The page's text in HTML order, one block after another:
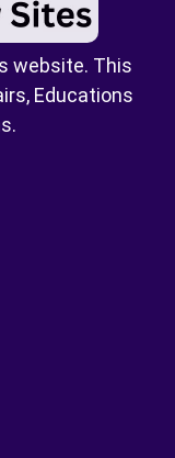
website. This
Educations